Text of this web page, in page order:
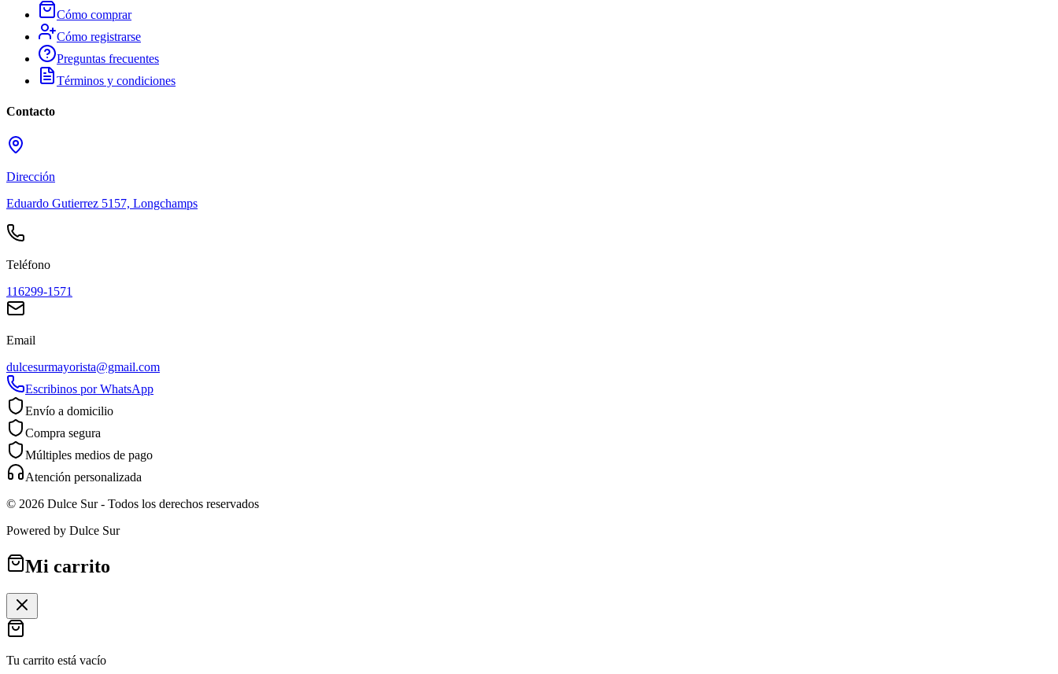
Cómo comprar
Cómo registrarse
Preguntas frecuentes
Términos y condiciones
Contacto
Dirección
Eduardo Gutierrez 5157, Longchamps
Teléfono
116299-1571
Email
dulcesurmayorista@gmail.com
Escribinos por WhatsApp
Envío a domicilio
Compra segura
Múltiples medios de pago
Atención personalizada
© 2026 Dulce Sur- Todos los derechos reservados
Powered by Dulce Sur
Mi carrito
Tu carrito está vacío